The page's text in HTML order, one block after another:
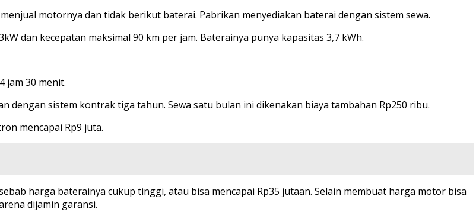
motornya dan tidak berikut baterai. Pabrikan menyediakan baterai dengan sistem sewa.
dan kecepatan maksimal 90 km per jam. Baterainya punya kapasitas 3,7 kWh.
jam 30 menit.
dengan sistem kontrak tiga tahun. Sewa satu bulan ini dikenakan biaya tambahan Rp250 ribu.
mencapai Rp9 juta.
harga baterainya cukup tinggi, atau bisa mencapai Rp35 jutaan. Selain membuat harga motor bisa
dijamin garansi.